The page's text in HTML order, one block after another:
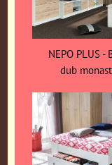
NEPO PLUS -
dub